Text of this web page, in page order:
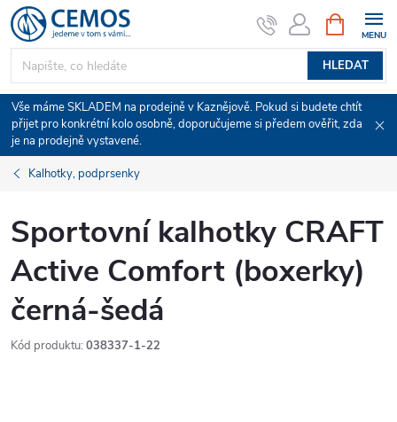
Přejít
na
obsah
HLEDAT
NÁKUPNÍ
KOŠÍK
Vše máme SKLADEM na prodejně v Kaznějově. Pokud si budete chtít
přijet pro konkrétní kolo osobně, doporučujeme si předem ověřit, zda
je na prodejně vystavené.
Kalhotky, podprsenky
Sportovní kalhotky CRAFT
Active Comfort (boxerky)
černá-šedá
Kód produktu: 038337-1-22